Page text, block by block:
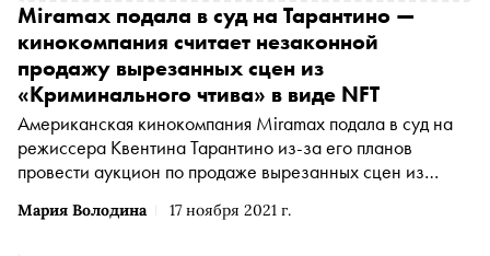
Мария Володина 17 ноября 2021 г.
Miramax подала в суд на Тарантино —
кинокомпания считает незаконной
продажу вырезанных сцен из
«Криминального чтива» в виде NFT
Американская кинокомпания Miramax подала в суд на
режиссера Квентина Тарантино из-за его планов
провести аукцион по продаже вырезанных сцен из
невзаимозаменяемых токенов (NFT), сообщает The